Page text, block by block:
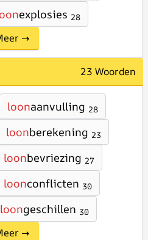
explosies 28
→
23 Woorden
loonaanvulling 28
loonberekening 23
loonbevriezing 27
loonconflicten 30
loongeschillen 30
→